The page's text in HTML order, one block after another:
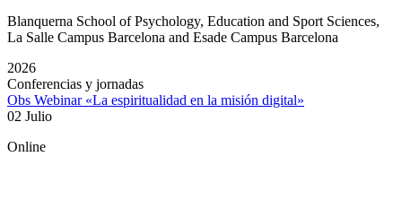
Blanquerna School of Psychology, Education and Sport Sciences,
La Salle Campus Barcelona and Esade Campus Barcelona
2026
Conferencias y jornadas
Obs Webinar «La espiritualidad en la misión digital»
02 Julio
Online